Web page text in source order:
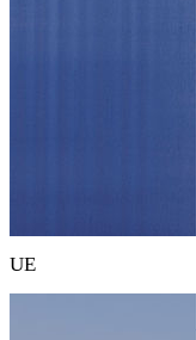
UE